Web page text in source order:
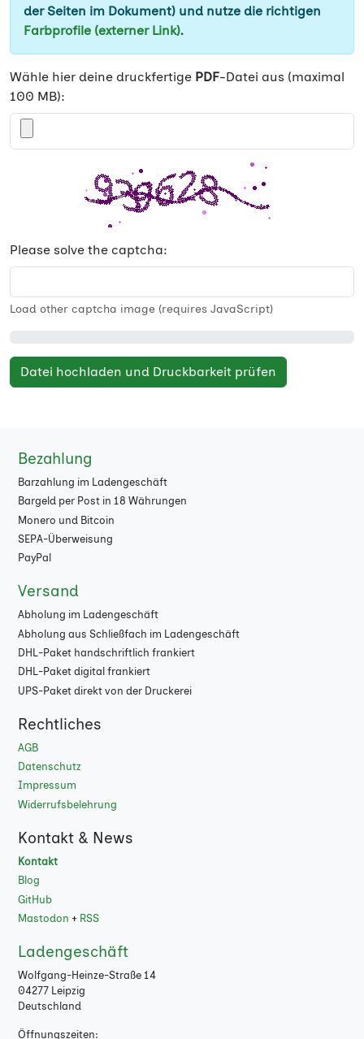
der Seiten im Dokument) und nutze die richtigen
Farbprofile (externer Link).
Wähle hier deine druckfertige PDF-Datei aus (maximal
100 MB):
Please solve the captcha:
Load other captcha image (requires JavaScript)
Datei hochladen und Druckbarkeit prüfen
Bezahlung
Barzahlung im Ladengeschäft
Bargeld per Post in 18 Währungen
Monero und Bitcoin
SEPA-Überweisung
PayPal
Versand
Abholung im Ladengeschäft
Abholung aus Schließfach im Ladengeschäft
DHL-Paket handschriftlich frankiert
DHL-Paket digital frankiert
UPS-Paket direkt von der Druckerei
Rechtliches
AGB
Datenschutz
Impressum
Widerrufsbelehrung
Kontakt & News
Kontakt
Blog
GitHub
Mastodon + RSS
Ladengeschäft
Wolfgang-Heinze-Straße 14
04277 Leipzig
Deutschland
Öffnungszeiten: